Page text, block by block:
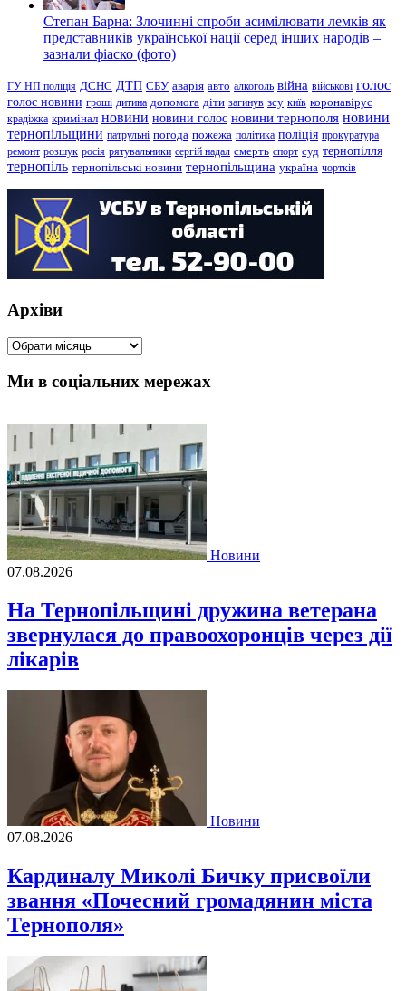
Степан Барна: Злочинні спроби асимілювати лемків як
представників української нації серед інших народів –
зазнали фіаско (фото)
ГУ НП поліція ДСНС ДТП СБУ аварія авто алкоголь війна військові голос
голос новини гроші дитина допомога діти загинув зсу київ коронавірус
крадіжка кримінал новини новини голос новини тернополя новини
тернопільщини патрульні погода пожежа політика поліція прокуратура
ремонт розшук росія рятувальники сергій надал смерть спорт суд тернопілля
тернопіль тернопільські новини тернопільщина україна чортків
Архіви
Архіви
Ми в соціальних мережах
Новини
07.08.2026
На Тернопільщині дружина ветерана
звернулася до правоохоронців через дії
лікарів
Новини
07.08.2026
Кардиналу Миколі Бичку присвоїли
звання «Почесний громадянин міста
Тернополя»